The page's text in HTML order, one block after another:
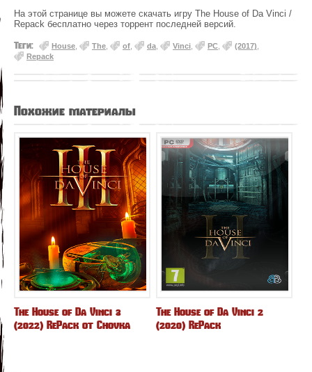
На этой странице вы можете скачать игру The House of Da Vinci /
Repack бесплатно через торрент последней версий.
Теги: House The of da Vinci PC (2017)
Repack
Похожие материалы
The House of Da Vinci 3
(2022) RePack от Chovka
The House of Da Vinci 2
(2020) RePack